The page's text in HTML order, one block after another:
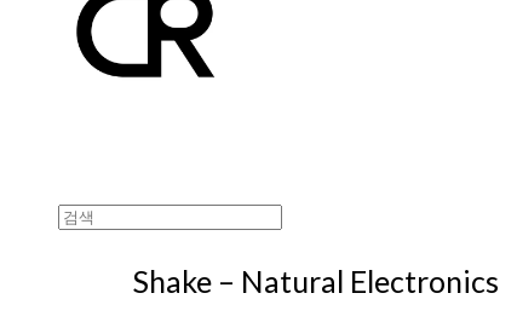
Shake ‎– Natural Electronics